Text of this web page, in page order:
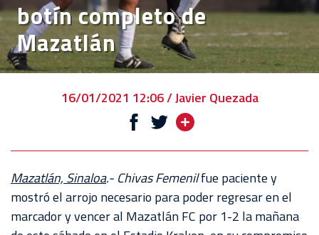
VENTA
DE
BOLETOS
CHIVABONOS
REBAÑO
CHIVAS
TIENDA
botín completo de
Mazatlán
16/01/2021 12:06 / Javier Quezada
Mazatlán, Sinaloa.- Chivas Femenilfue paciente y
mostró el arrojo necesario para poder regresar en el
marcador y vencer al Mazatlán FC por 1-2 la mañana